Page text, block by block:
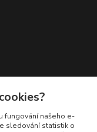
fungování našeho e-
sledování statistik o